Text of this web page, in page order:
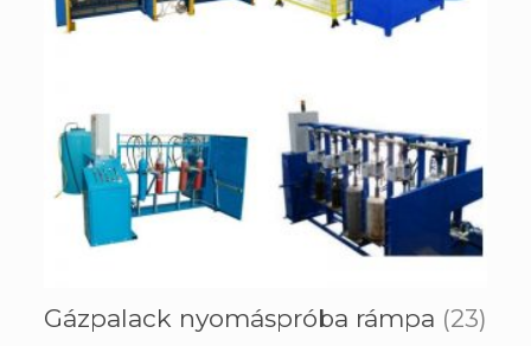
Gázpalack nyomáspróba rámpa (23)